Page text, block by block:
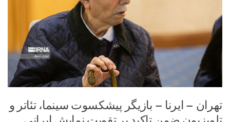
تهران – ایرنا – بازیگر پیشکسوت سینما، تئاتر و